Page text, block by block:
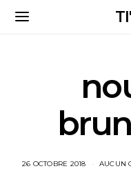
26 OCTOBRE 2018 AUCUN